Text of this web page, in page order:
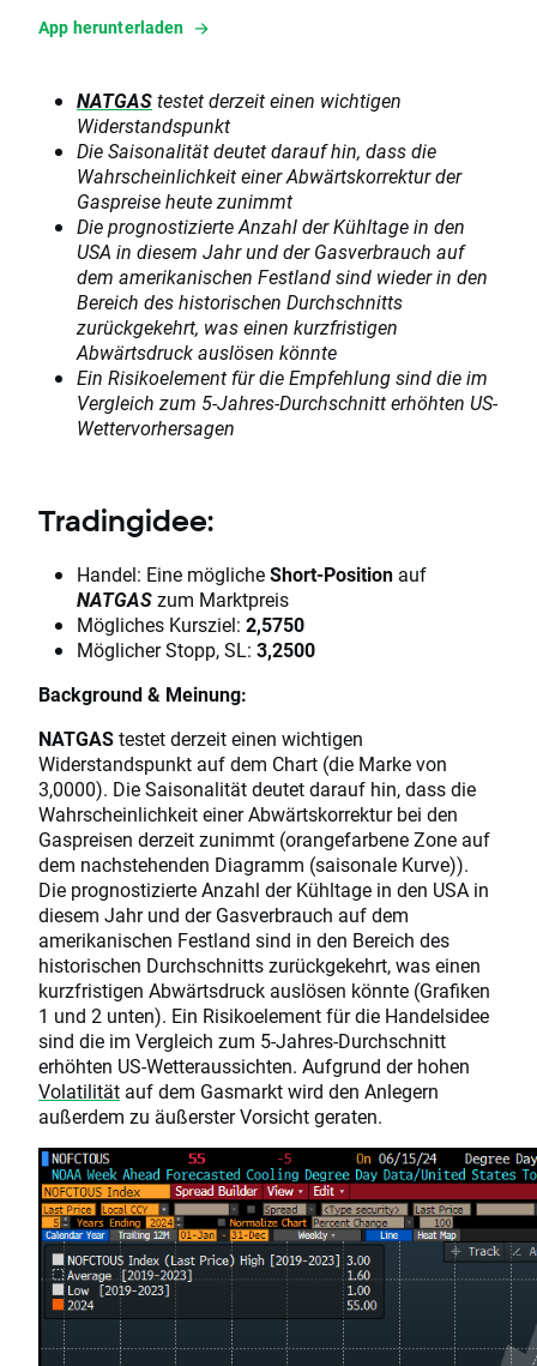
App herunterladen
NATGAStestet derzeit einen wichtigen
Widerstandspunkt
Die Saisonalität deutet darauf hin, dass die
Wahrscheinlichkeit einer Abwärtskorrektur der
Gaspreise heute zunimmt
Die prognostizierte Anzahl der Kühltage in den
USA in diesem Jahr und der Gasverbrauch auf
dem amerikanischen Festland sind wieder in den
Bereich des historischen Durchschnitts
zurückgekehrt, was einen kurzfristigen
Abwärtsdruck auslösen könnte
Ein Risikoelement für die Empfehlung sind die im
Vergleich zum 5-Jahres-Durchschnitt erhöhten US-
Wettervorhersagen
Tradingidee:
Handel: Eine möglicheShort-Position auf
NATGASzum Marktpreis
Mögliches Kursziel: 2,5750
Möglicher Stopp, SL: 3,2500
Background & Meinung:
NATGAStestet derzeit einen wichtigen
Widerstandspunkt auf dem Chart (die Marke von
3,0000). Die Saisonalität deutet darauf hin, dass die
Wahrscheinlichkeit einer Abwärtskorrektur bei den
Gaspreisen derzeit zunimmt (orangefarbene Zone auf
dem nachstehenden Diagramm (saisonale Kurve)).
Die prognostizierte Anzahl der Kühltage in den USA in
diesem Jahr und der Gasverbrauch auf dem
amerikanischen Festland sind in den Bereich des
historischen Durchschnitts zurückgekehrt, was einen
kurzfristigen Abwärtsdruck auslösen könnte (Grafiken
1 und 2 unten). Ein Risikoelement für die Handelsidee
sind die im Vergleich zum 5-Jahres-Durchschnitt
erhöhten US-Wetteraussichten. Aufgrund der hohen
Volatilität auf dem Gasmarkt wird den Anlegern
außerdem zu äußerster Vorsicht geraten.